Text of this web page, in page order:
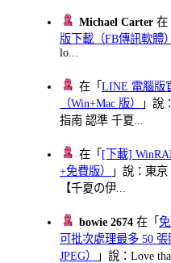
Michael Carter 在
版下載（FB傳訊軟體）
lo...
在「LINE 電腦版
（Win+Mac 版）
」說
指南 認準 千夏...
在「 [下載]
+免費版）
」說：東
【千夏の伊...
bowie 2674 在「
可批次處理最多 50 張
JPEG）
」說：Love